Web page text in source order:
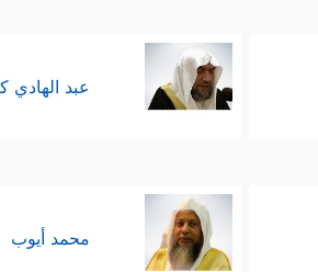
عبد الهادي
محمد أيوب